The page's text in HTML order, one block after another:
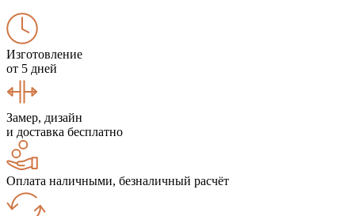
Изготовление
от 5 дней
Замер, дизайн
и доставка бесплатно
Оплата наличными, безналичный расчёт